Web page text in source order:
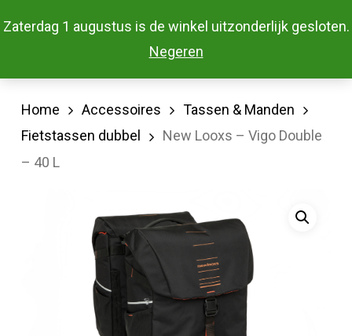
Zaterdag 1 augustus is de winkel uitzonderlijk gesloten.
Negeren
to
Menu
Home Accessoires
Tassen & Manden
Fietstassen dubbel
New Looxs – Vigo Double
– 40 L
Menu